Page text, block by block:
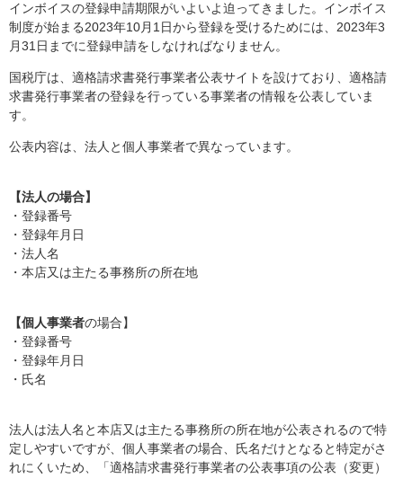
インボイスの登録申請期限がいよいよ迫ってきました。インボイス
制度が始まる2023年10月1日から登録を受けるためには、2023年3
月31日までに登録申請をしなければなりません。
国税庁は、適格請求書発行事業者公表サイトを設けており、適格請
求書発行事業者の登録を行っている事業者の情報を公表していま
す。
公表内容は、法人と個人事業者で異なっています。
【法人の場合】
・登録番号
・登録年月日
・法人名
・本店又は主たる事務所の所在地
【個人事業者の場合】
・登録番号
・登録年月日
・氏名
法人は法人名と本店又は主たる事務所の所在地が公表されるので特
定しやすいですが、個人事業者の場合、氏名だけとなると特定がさ
れにくいため、「適格請求書発行事業者の公表事項の公表（変更）